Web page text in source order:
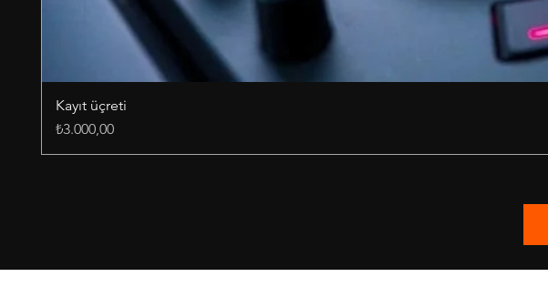
Kayıt üçreti
Fiyat
₺3.000,00